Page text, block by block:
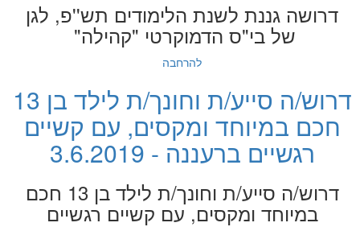
דרושה גננת לשנת הלימודים תש''פ, לגן
של בי"ס הדמוקרטי "קהילה"
להרחבה
דרוש/ה סייע/ת וחונך/ת לילד בן 13
חכם במיוחד ומקסים, עם קשיים
רגשיים ברעננה - 3.6.2019
דרוש/ה סייע/ת וחונך/ת לילד בן 13 חכם
במיוחד ומקסים, עם קשיים רגשיים